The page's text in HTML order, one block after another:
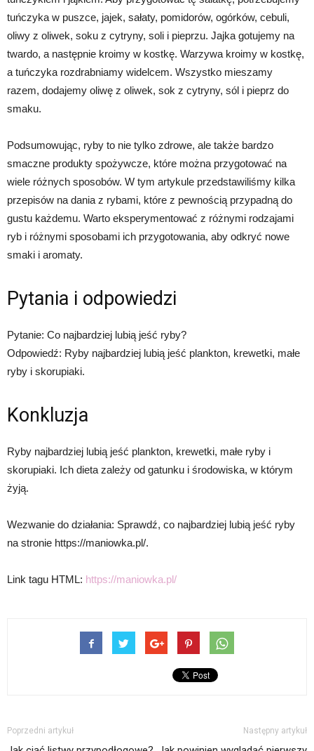
tuńczyka w puszce, jajek, sałaty, pomidorów, ogórków, cebuli,
oliwy z oliwek, soku z cytryny, soli i pieprzu. Jajka gotujemy na
twardo, a następnie kroimy w kostkę. Warzywa kroimy w kostkę,
a tuńczyka rozdrabniamy widelcem. Wszystko mieszamy
razem, dodajemy oliwę z oliwek, sok z cytryny, sól i pieprz do
smaku.
Podsumowując, ryby to nie tylko zdrowe, ale także bardzo
smaczne produkty spożywcze, które można przygotować na
wiele różnych sposobów. W tym artykule przedstawiliśmy kilka
przepisów na dania z rybami, które z pewnością przypadną do
gustu każdemu. Warto eksperymentować z różnymi rodzajami
ryb i różnymi sposobami ich przygotowania, aby odkryć nowe
smaki i aromaty.
Pytania i odpowiedzi
Pytanie: Co najbardziej lubią jeść ryby?
Odpowiedź: Ryby najbardziej lubią jeść plankton, krewetki, małe
ryby i skorupiaki.
Konkluzja
Ryby najbardziej lubią jeść plankton, krewetki, małe ryby i
skorupiaki. Ich dieta zależy od gatunku i środowiska, w którym
żyją.
Wezwanie do działania: Sprawdź, co najbardziej lubią jeść ryby
na stronie https://maniowka.pl/.
Link tagu HTML: https://maniowka.pl/
Poprzedni artykuł Następny artykuł